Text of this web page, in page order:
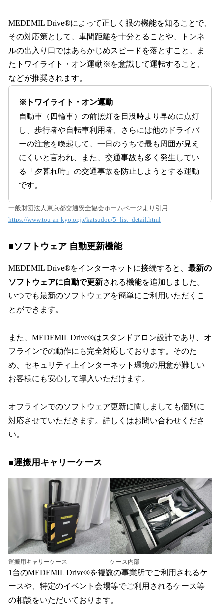
MEDEMIL Drive®によって正しく眼の機能を知ることで、
その対応策として、車間距離を十分とることや、トンネ
ルの出入り口ではあらかじめスピードを落とすこと、ま
たトワイライト・オン運動※を意識して運転すること、
などが推奨されます。
※トワイライト・オン運動
自動車（四輪車）の前照灯を日没時より早めに点灯
し、歩行者や自転車利用者、さらには他のドライバ
ーの注意を喚起して、一日のうちで最も周囲が見え
にくいと言われ、また、交通事故も多く発生してい
る「夕暮れ時」の交通事故を防止しようとする運動
です。
一般財団法人東京都交通安全協会ホームページより引用
https://www.tou-an-kyo.or.jp/katsudou/5_list_detail.html
■ソフトウェア 自動更新機能
MEDEMIL Drive®をインターネットに接続すると、 最新の
ソフトウェアに自動で更新される機能を追加しました。
いつでも最新のソフトウェアを簡単にご利用いただくこ
とができます。
また、MEDEMIL Drive®はスタンドアロン設計であり、オ
フラインでの動作にも完全対応しております。そのた
め、セキュリティ上インターネット環境の用意が難しい
お客様にも安心して導入いただけます。
オフラインでのソフトウェア更新に関しましても個別に
対応させていただきます。詳しくはお問い合わせくださ
い。
■運搬用キャリーケース
運搬用キャリーケース ケース内部
1台のMEDEMIL Drive®を複数の事業所でご利用されるケ
ースや、特定のイベント会場等でご利用されるケース等
の相談をいただいております。